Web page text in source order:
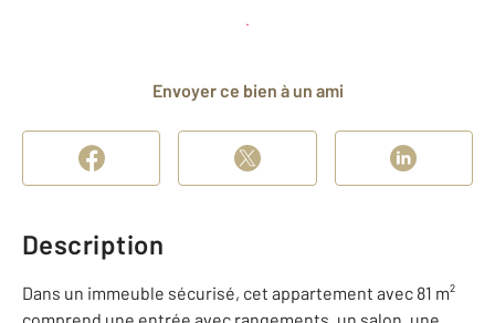
Envoyer ce bien à un ami
Description
Dans un immeuble sécurisé, cet appartement avec 81 m²